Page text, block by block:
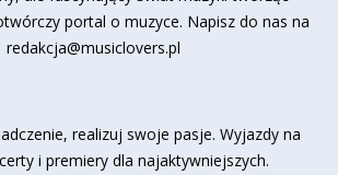
portal o muzyce. Napisz do nas na
redakcja@musiclovers.pl
realizuj swoje pasje. Wyjazdy na
i premiery dla najaktywniejszych.